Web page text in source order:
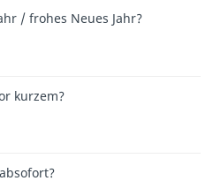
/ frohes Neues Jahr?
kurzem?